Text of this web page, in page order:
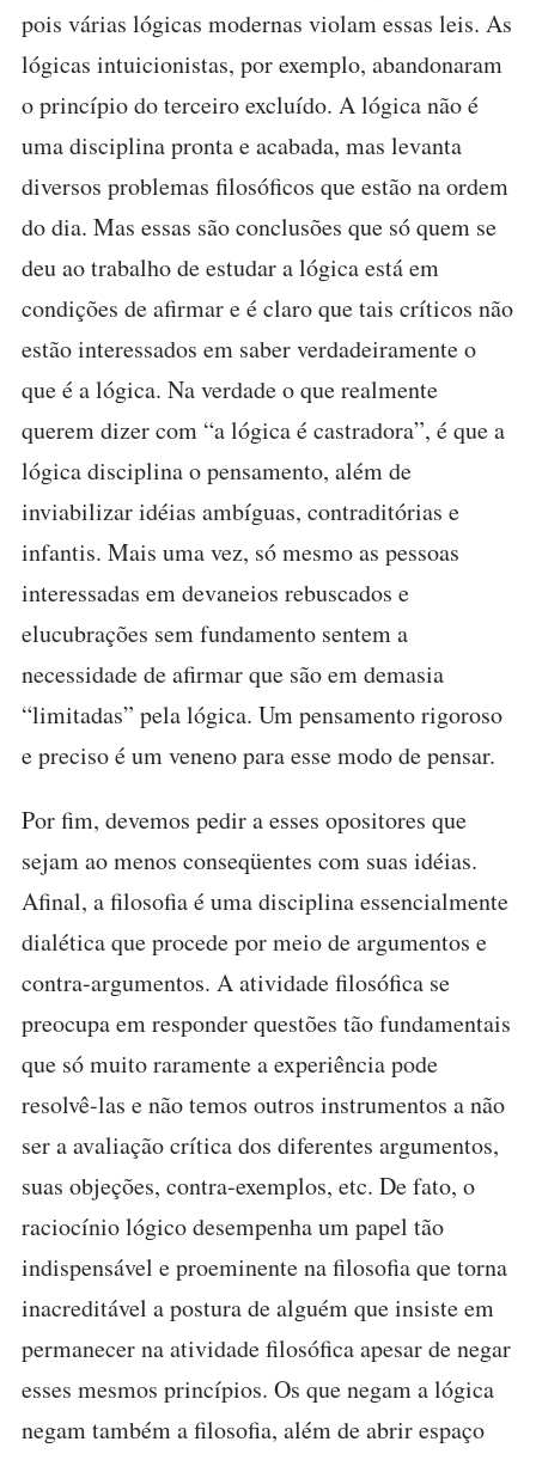
pois várias lógicas modernas violam essas leis. As
lógicas intuicionistas, por exemplo, abandonaram
o princípio do terceiro excluído. A lógica não é
uma disciplina pronta e acabada, mas levanta
diversos problemas filosóficos que estão na ordem
do dia. Mas essas são conclusões que só quem se
deu ao trabalho de estudar a lógica está em
condições de afirmar e é claro que tais críticos não
estão interessados em saber verdadeiramente o
que é a lógica. Na verdade o que realmente
querem dizer com “a lógica é castradora”, é que a
lógica disciplina o pensamento, além de
inviabilizar idéias ambíguas, contraditórias e
infantis. Mais uma vez, só mesmo as pessoas
interessadas em devaneios rebuscados e
elucubrações sem fundamento sentem a
necessidade de afirmar que são em demasia
“limitadas” pela lógica. Um pensamento rigoroso
e preciso é um veneno para esse modo de pensar.
Por fim, devemos pedir a esses opositores que
sejam ao menos conseqüentes com suas idéias.
Afinal, a filosofia é uma disciplina essencialmente
dialética que procede por meio de argumentos e
contra-argumentos. A atividade filosófica se
preocupa em responder questões tão fundamentais
que só muito raramente a experiência pode
resolvê-las e não temos outros instrumentos a não
ser a avaliação crítica dos diferentes argumentos,
suas objeções, contra-exemplos, etc. De fato, o
raciocínio lógico desempenha um papel tão
indispensável e proeminente na filosofia que torna
inacreditável a postura de alguém que insiste em
permanecer na atividade filosófica apesar de negar
esses mesmos princípios. Os que negam a lógica
negam também a filosofia, além de abrir espaço